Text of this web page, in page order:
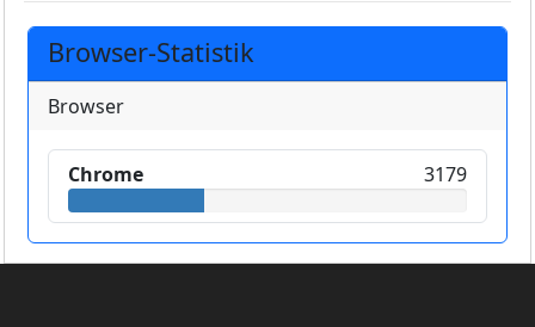
Browser-Statistik
Browser
Chrome 3179